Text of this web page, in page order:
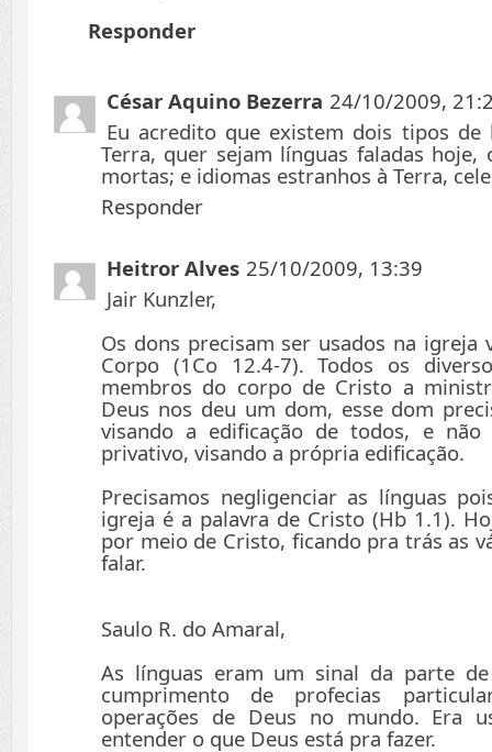
Responder
César Aquino Bezerra 24/10/2009,
Eu acredito que existem dois tipos de
Terra, quer sejam línguas faladas hoje,
mortas; e idiomas estranhos à Terra,
Responder
Heitror Alves 25/10/2009, 13:39
Jair Kunzler,
Os dons precisam ser usados na igreja
Corpo (1Co 12.4-7). Todos os
membros do corpo de Cristo a
Deus nos deu um dom, esse dom
visando a edificação de todos, e
privativo, visando a própria edificação.
Precisamos negligenciar as línguas
igreja é a palavra de Cristo (Hb 1.1).
por meio de Cristo, ficando pra trás as
falar.
Saulo R. do Amaral,
As línguas eram um sinal da parte
cumprimento de profecias
operações de Deus no mundo. Era
entender o que Deus está pra fazer.